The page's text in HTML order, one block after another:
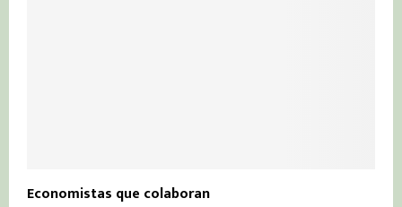
Economistas que colaboran